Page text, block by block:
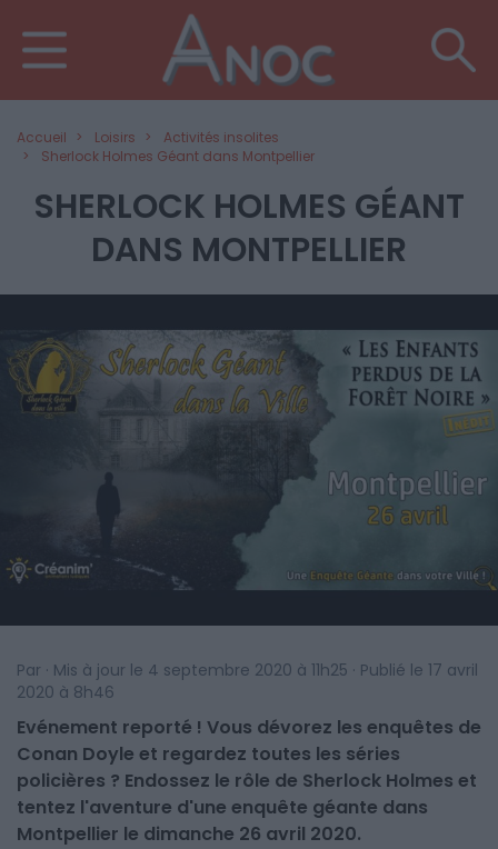
Accueil Loisirs
Activités insolites
Sherlock Holmes Géant dans Montpellier
SHERLOCK HOLMES GÉANT
DANS MONTPELLIER
Par · Mis à jour le 4 septembre 2020 à 11h25 · Publié le 17 avril
2020 à 8h46
Evénement reporté ! Vous dévorez les enquêtes de
Conan Doyle et regardez toutes les séries
policières ? Endossez le rôle de Sherlock Holmes et
tentez l'aventure d'une enquête géante dans
Montpellier le dimanche 26 avril 2020.